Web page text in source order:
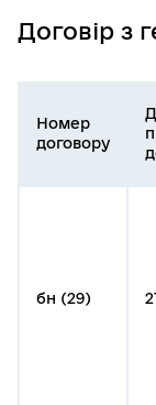
Договір з
Номер
договору
бн (29)